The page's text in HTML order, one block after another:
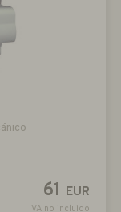
61 EUR
IVA no incluido